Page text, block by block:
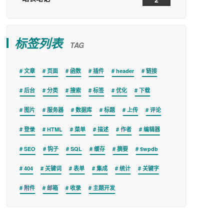
标签列表 TAG
文章 页面 函数 插件 header 链接
后台 分类 搜索 标签 优化 下载
图片 服务器 数据库 标题 上传 评论
登录 HTML 菜单 描述 作者 编辑器
SEO 钩子 SQL 缓存 摘要 $wpdb
404 关键词 表单 集成 统计 关键字
附件 邮箱 收录 主题开发